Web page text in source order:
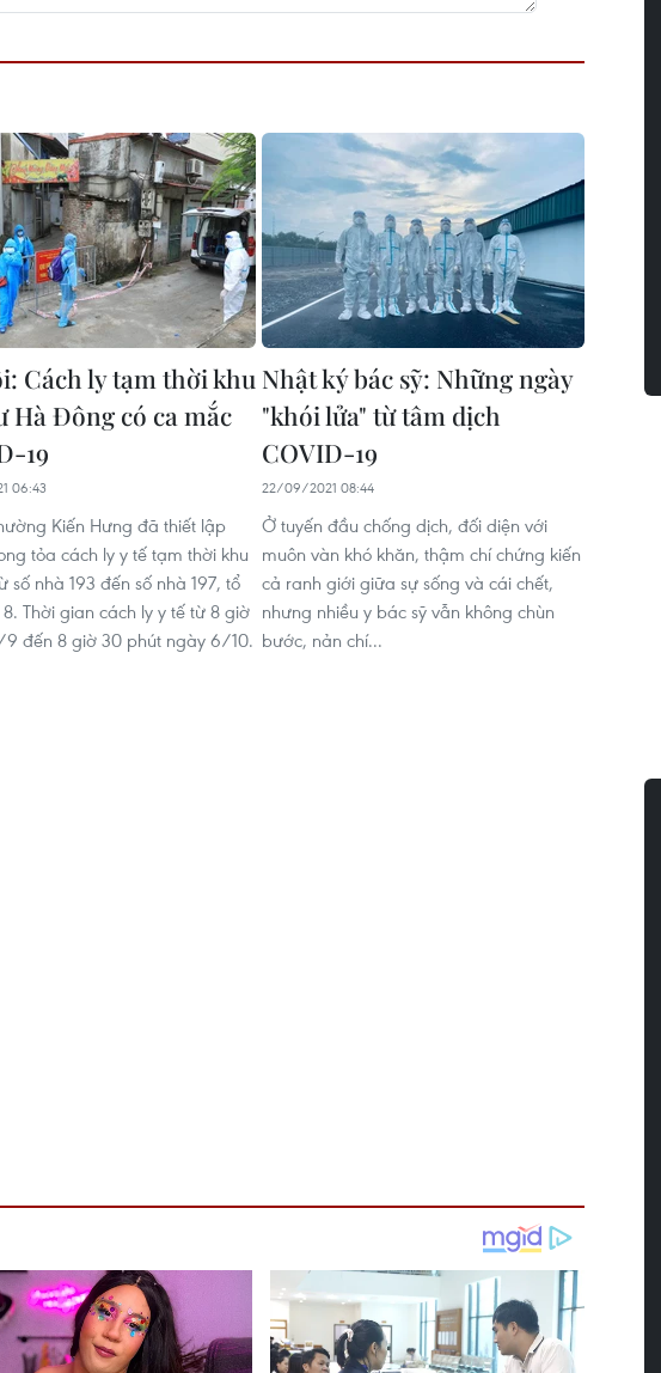
Cách ly tạm thời khu
Hà Đông có ca mắc
19
06:43
Kiến Hưng đã thiết lập
tỏa cách ly y tế tạm thời khu
số nhà 193 đến số nhà 197, tổ
Thời gian cách ly y tế từ 8 giờ
đến 8 giờ 30 phút ngày 6/10.
Nhật ký bác sỹ: Những ngày
"khói lửa" từ tâm dịch
COVID-19
22/09/2021 08:44
Ở tuyến đầu chống dịch, đối diện với
muôn vàn khó khăn, thậm chí chứng kiến
cả ranh giới giữa sự sống và cái chết,
nhưng nhiều y bác sỹ vẫn không chùn
bước, nản chí...